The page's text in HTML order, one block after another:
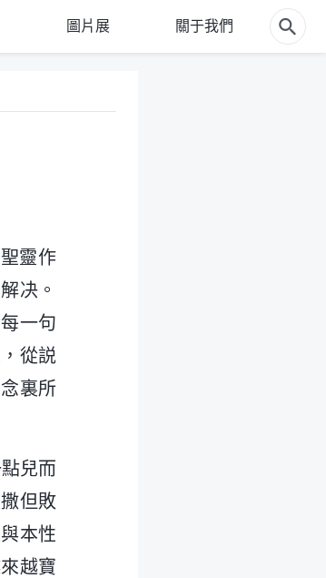
圖片展 關于我們
靈作
决。
一句
從説
裏所
兒而
但敗
本性
越寶